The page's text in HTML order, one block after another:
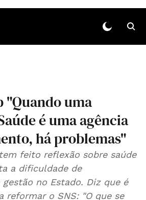
"Quando uma
é uma agência
há problemas"
feito reflexão sobre saúde
a dificuldade de
no Estado. Diz que é
reformar o SNS: "O que se